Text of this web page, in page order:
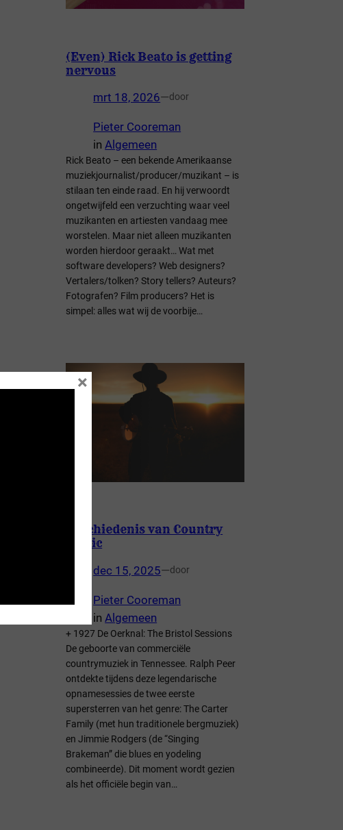
(Even) Rick Beato is getting
nervous
mrt 18, 2026—door
Pieter Cooreman
inAlgemeen
Rick Beato – een bekende Amerikaanse
muziekjournalist/producer/muzikant – is
stilaan ten einde raad. En hij verwoordt
ongetwijfeld een verzuchting waar veel
muzikanten en artiesten vandaag mee
worstelen. Maar niet alleen muzikanten
worden hierdoor geraakt… Wat met
software developers? Web designers?
Vertalers/tolken? Story tellers? Auteurs?
Fotografen? Film producers? Het is
simpel: alles wat wij de voorbije…
Geschiedenis van Country
Music
dec 15, 2025—door
Pieter Cooreman
in Algemeen
+ 1927 De Oerknal: The Bristol Sessions
De geboorte van commerciële
countrymuziek in Tennessee. Ralph Peer
ontdekte tijdens deze legendarische
opnamesessies de twee eerste
supersterren van het genre: The Carter
Family (met hun traditionele bergmuziek)
en Jimmie Rodgers (de “Singing
Brakeman” die blues en yodeling
combineerde). Dit moment wordt gezien
als het officiële begin van…
×